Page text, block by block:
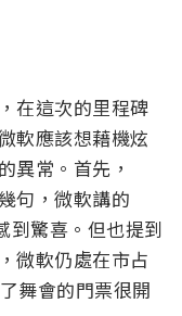
在這次的里程碑
軟應該想藉機炫
異常。首先，
句，微軟講的
到驚喜。但也提到
微軟仍處在市占
舞會的門票很開